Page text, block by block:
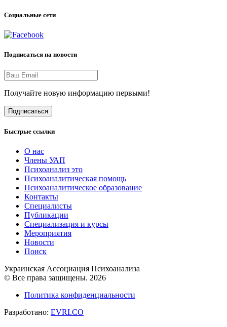
Социальные сети
Подписаться на новости
Получайте новую информацию первыми!
Подписаться
Быстрые ссылки
О нас
Члены УАП
Психоанализ это
Психоаналитическая помощь
Психоаналитическое образование
Контакты
Специалисты
Публикации
Специализация и курсы
Мероприятия
Новости
Поиск
Украинская Ассоциация Психоанализа
© Все права защищены. 2026
Политика конфиденциальности
Разработано: EVRI.CO